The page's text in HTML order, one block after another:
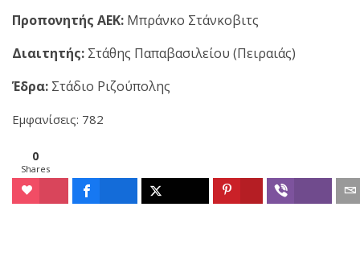
Προπονητής ΑΕΚ: Μπράνκο Στάνκοβιτς
Διαιτητής: Στάθης Παπαβασιλείου (Πειραιάς)
Έδρα: Στάδιο Ριζούπολης
Εμφανίσεις: 782
0
Shares